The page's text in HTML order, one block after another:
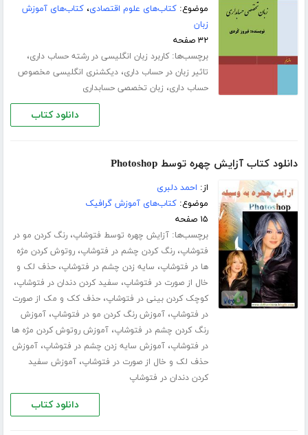
موضوع:کتاب‌های علوم اقتصادی،کتاب‌های آموزش
زبان
۳۲ صفحه
برچسب‌ها:کاربرد زبان انگلیسی در رشته حساب داری،
تاثیر زبان در حساب داری،دیکشنری انگلیسی مخصوص
حساب داری، زبان تخصصی حسابداری
دانلود کتاب
دانلود کتاب آزایش چهره توسط Photoshop
از: احمد دلبری
موضوع:کتاب‌های آموزش گرافیک
۱۵ صفحه
برچسب‌ها:آزایش چهره توسط فتوشاپ،رنگ کردن مو در
فتوشاپ،رنگ کردن چشم در فتوشاپ،روتوش کردن مژه
ها در فتوشاپ، سایه زدن چشم در فتوشاپ،حذف لک و
خال از صورت در فتوشاپ، سفید کردن دندان در فتوشاپ،
کوچک کردن بینی در فتوشاپ،حذف کک و مک از صورت
در فتوشاپ،آموزش رنگ کردن مو در فتوشاپ،آموزش
رنگ کردن چشم در فتوشاپ،آموزش روتوش کردن مژه ها
در فتوشاپ،آموزش سایه زدن چشم در فتوشاپ،آموزش
حذف لک و خال از صورت در فتوشاپ،آموزش سفید
کردن دندان در فتوشاپ
دانلود کتاب